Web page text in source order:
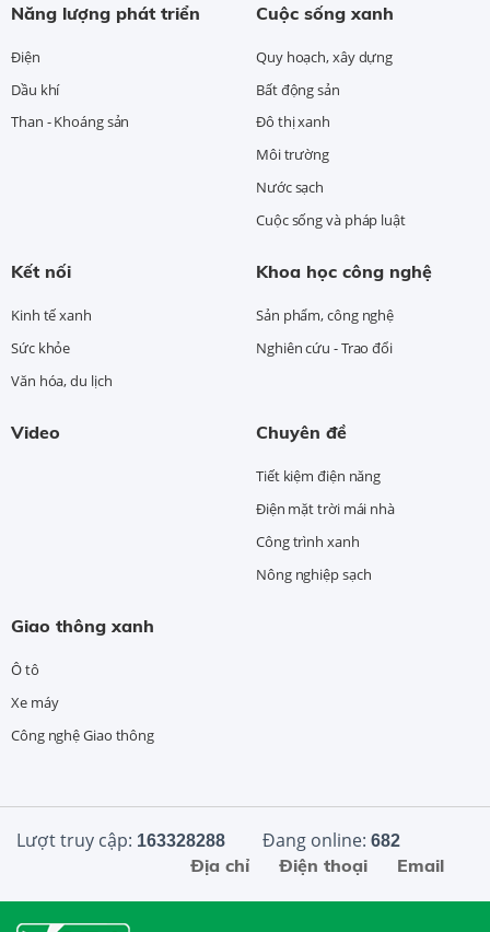
Năng lượng phát triển
Điện
Dầu khí
Than - Khoáng sản
Cuộc sống xanh
Quy hoạch, xây dựng
Bất động sản
Đô thị xanh
Môi trường
Nước sạch
Cuộc sống và pháp luật
Kết nối
Kinh tế xanh
Sức khỏe
Văn hóa, du lịch
Khoa học công nghệ
Sản phẩm, công nghệ
Nghiên cứu - Trao đổi
Video Chuyên đề
Tiết kiệm điện năng
Điện mặt trời mái nhà
Công trình xanh
Nông nghiệp sạch
Giao thông xanh
Ô tô
Xe máy
Công nghệ Giao thông
Lượt truy cập: 163328288 Đang online: 682
Email
Điện thoại
Địa chỉ